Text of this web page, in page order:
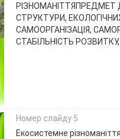
РІЗНОМАНІТТЯПРЕДМЕТ
СТРУКТУРИ,
САМООРГАНІЗАЦІЯ,
СТАБІЛЬНІСТЬ РОЗВИТКУ,
Номер слайду 5
Екосистемне